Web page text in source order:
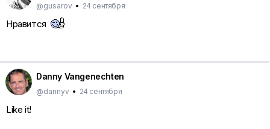
@gusarov • 24 сентября
Нравится
Danny Vangenechten
@dannyv • 24 сентября
Like it!